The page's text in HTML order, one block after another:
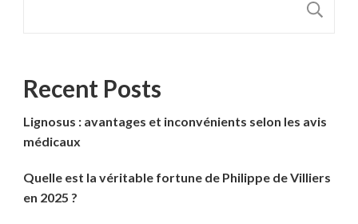
Recent Posts
Lignosus : avantages et inconvénients selon les avis
médicaux
Quelle est la véritable fortune de Philippe de Villiers
en 2025 ?